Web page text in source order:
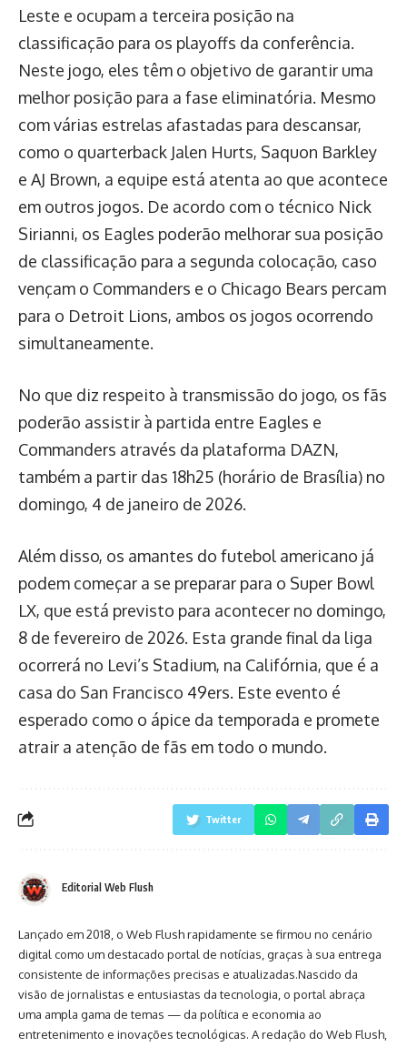
Leste e ocupam a terceira posição na
classificação para os playoffs da conferência.
Neste jogo, eles têm o objetivo de garantir uma
melhor posição para a fase eliminatória. Mesmo
com várias estrelas afastadas para descansar,
como o quarterback Jalen Hurts, Saquon Barkley
e AJ Brown, a equipe está atenta ao que acontece
em outros jogos. De acordo com o técnico Nick
Sirianni, os Eagles poderão melhorar sua posição
de classificação para a segunda colocação, caso
vençam o Commanders e o Chicago Bears percam
para o Detroit Lions, ambos os jogos ocorrendo
simultaneamente.
No que diz respeito à transmissão do jogo, os fãs
poderão assistir à partida entre Eagles e
Commanders através da plataforma DAZN,
também a partir das 18h25 (horário de Brasília) no
domingo, 4 de janeiro de 2026.
Além disso, os amantes do futebol americano já
podem começar a se preparar para o Super Bowl
LX, que está previsto para acontecer no domingo,
8 de fevereiro de 2026. Esta grande final da liga
ocorrerá no Levi’s Stadium, na Califórnia, que é a
casa do San Francisco 49ers. Este evento é
esperado como o ápice da temporada e promete
atrair a atenção de fãs em todo o mundo.
Twitter
Editorial Web Flush
Lançado em 2018, o Web Flush rapidamente se firmou no cenário
digital como um destacado portal de notícias, graças à sua entrega
consistente de informações precisas e atualizadas.Nascido da
visão de jornalistas e entusiastas da tecnologia, o portal abraça
uma ampla gama de temas — da política e economia ao
entretenimento e inovações tecnológicas. A redação do Web Flush,